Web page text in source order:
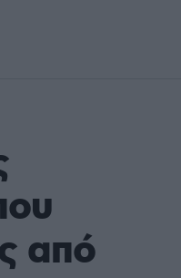
από